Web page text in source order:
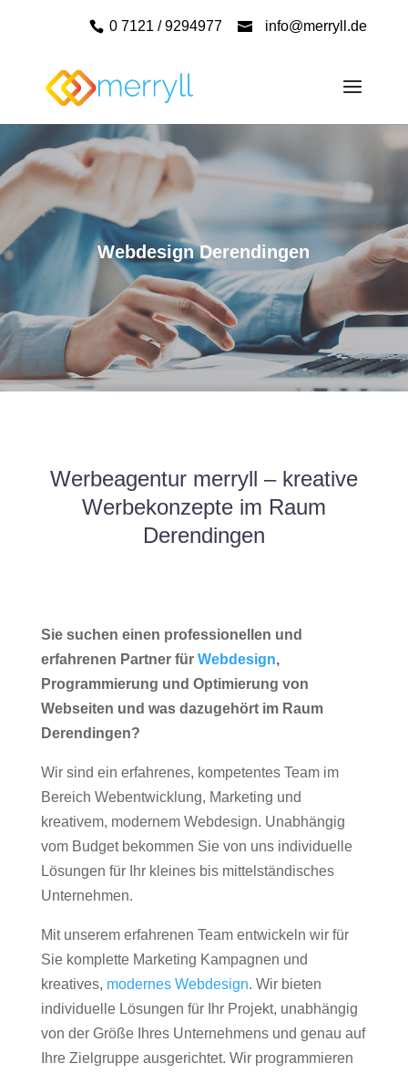
0 7121 / 9294977 info@merryll.de
Webdesign Derendingen
Werbeagentur merryll – kreative
Werbekonzepte im Raum
Derendingen
Sie suchen einen professionellen und
erfahrenen Partner für Webdesign,
Programmierung und Optimierung von
Webseiten und was dazugehört im Raum
Derendingen?
Wir sind ein erfahrenes, kompetentes Team im
Bereich Webentwicklung, Marketing und
kreativem, modernem Webdesign. Unabhängig
vom Budget bekommen Sie von uns individuelle
Lösungen für Ihr kleines bis mittelständisches
Unternehmen.
Mit unserem erfahrenen Team entwickeln wir für
Sie komplette Marketing Kampagnen und
kreatives, modernes Webdesign. Wir bieten
individuelle Lösungen für Ihr Projekt, unabhängig
von der Größe Ihres Unternehmens und genau auf
Ihre Zielgruppe ausgerichtet. Wir programmieren